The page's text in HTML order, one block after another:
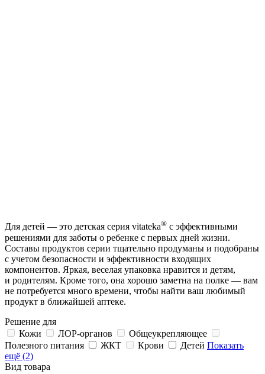
Для детей — это детская серия vitateka® с эффективными
решениями для заботы о ребенке с первых дней жизни.
Составы продуктов серии тщательно продуманы и подобраны
с учетом безопасности и эффективности входящих
компонентов. Яркая, веселая упаковка нравится и детям,
и родителям. Кроме того, она хорошо заметна на полке — вам
не потребуется много времени, чтобы найти ваш любимый
продукт в ближайшей аптеке.
Решение для
Кожи
ЛОР-органов
Общеукрепляющее
Полезного питания
ЖКТ Крови Детей Показать
ещё (2)
Вид товара